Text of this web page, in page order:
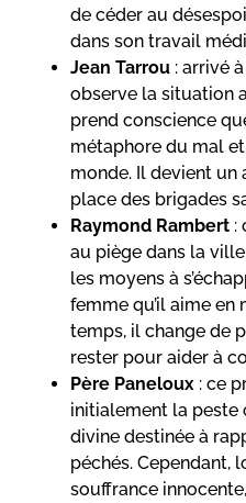
de céder au
dans son travail
Jean Tarrou : arrivé
observe la situation
prend conscience
métaphore du mal
monde. Il devient un
place des brigades
Raymond Rambert :
au piège dans la
les moyens à
femme qu’il aime
temps, il change de
rester pour aider à
Père Paneloux : ce
initialement la peste
divine destinée à
péchés. Cependant,
souffrance